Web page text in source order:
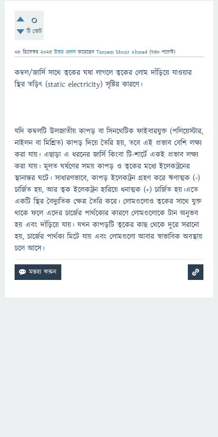
0
টি ভোট
08 ডিসেম্বর 2025 উত্তর প্রদান করেছেন Tanzem Monir Ahmed (730 পয়েন্ট)
কম্বল/জার্সি সাথে ত্বকের ঘষা লাগলে ত্বকের লোম দাঁড়িয়ে যাওয়ার
স্থির তড়িৎ (static electricity) সৃষ্টির কারণে।
যদি কম্বলটি উলজাতীয় কাপড় বা সিনথেটিক ফাইবারযুক্ত (পলিয়েস্টার,
নাইলন বা মিশ্রিত) কাপড় দিয়ে তৈরি হয়, তবে এই প্রভাব বেশি লক্ষ্য
করা যায়। এছাড়া এ ধরনের জার্সি কিংবা টি-শার্টে একই প্রভাব লক্ষ্য
করা যায়। মূলত ঘর্ষণের সময় কাপড় ও ত্বকের মধ্যে ইলেকট্রনের
স্থানান্তর ঘটে। সাধারণভাবে, কাপড় ইলেকট্রন গ্রহণ করে ঋণাত্মক (-)
চার্জিত হয়, আর ত্বক ইলেকট্রন হারিয়ে ধনাত্মক (+) চার্জিত হয়।এতে
একটি স্থির বৈদ্যুতিক ক্ষেত্র তৈরি করে। লোমগুলোও ত্বকের সাথে যুক্ত
থাকে ফলে এদের চার্জের পার্থক্যের কারণে লোমগুলোকে টান অনুভব
হয় এবং দাঁড়িয়ে যায়। যখন কাপড়টি ত্বকের কাছ থেকে দূরে সরানো
হয়, চার্জের পার্থক্য মিটে যায় এবং লোমগুলো আবার স্বাভাবিক অবস্থায়
চলে আসে।